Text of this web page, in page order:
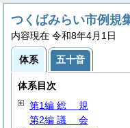
つくばみらい市例規
内容現在 令和8年4月1日
体系 五十音
体系目次
第1編 総 規
第2編 議 会